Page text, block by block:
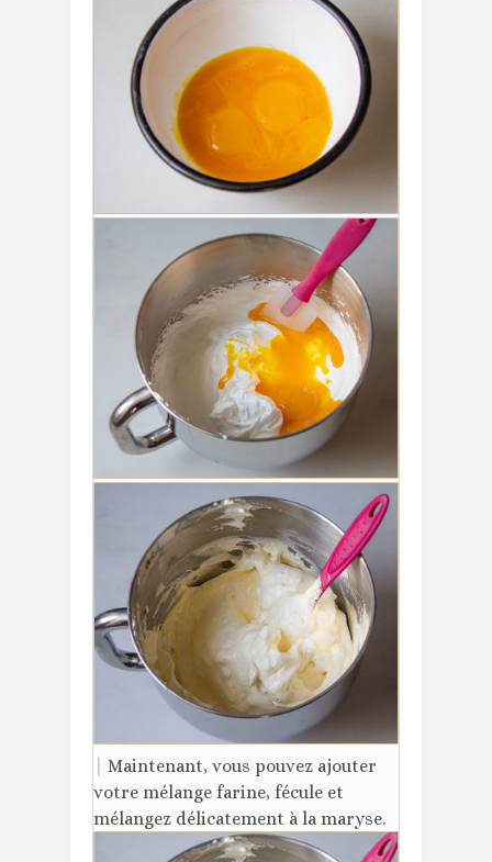
Maintenant, vous pouvez ajouter
votre mélange farine, fécule et
mélangez délicatement à la maryse.